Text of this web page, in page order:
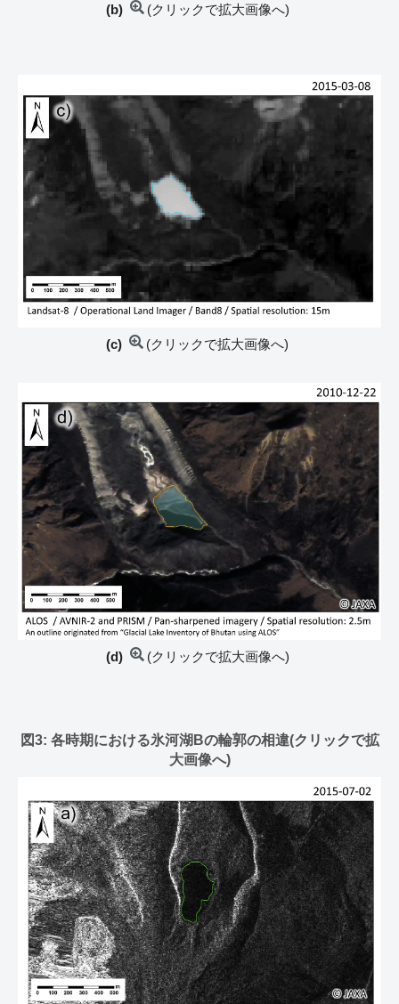
(b) (クリックで拡大画像へ)
(c) (クリックで拡大画像へ)
(d) (クリックで拡大画像へ)
図3: 各時期における氷河湖Bの輪郭の相違(クリックで拡
大画像へ)